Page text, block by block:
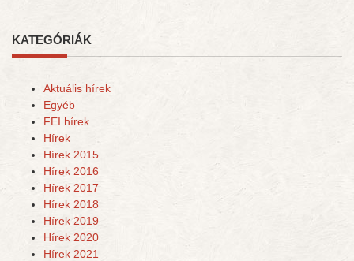
KATEGÓRIÁK
Aktuális hírek
Egyéb
FEI hírek
Hírek
Hírek 2015
Hírek 2016
Hírek 2017
Hírek 2018
Hírek 2019
Hírek 2020
Hírek 2021